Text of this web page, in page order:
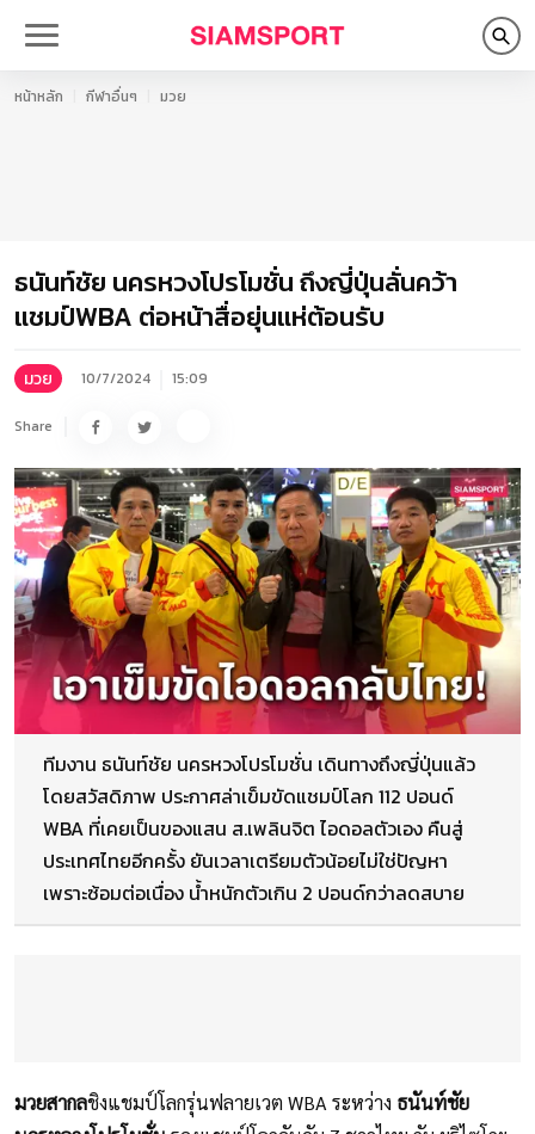
หน้าหลัก กีฬาอื่นๆ มวย
ธนันท์ชัย นครหวงโปรโมชั่น ถึงญี่ปุ่นลั่นคว้า
แชมป์WBA ต่อหน้าสื่อยุ่นแห่ต้อนรับ
มวย 10/7/2024 15:09
Share
ทีมงาน ธนันท์ชัย นครหวงโปรโมชั่น เดินทางถึงญี่ปุ่นแล้ว
โดยสวัสดิภาพ ประกาศล่าเข็มขัดแชมป์โลก 112 ปอนด์
WBA ที่เคยเป็นของแสน ส.เพลินจิต ไอดอลตัวเอง คืนสู่
ประเทศไทยอีกครั้ง ยันเวลาเตรียมตัวน้อยไม่ใช่ปัญหา
เพราะซ้อมต่อเนื่อง น้ำหนักตัวเกิน 2 ปอนด์กว่าลดสบาย
มวยสากลชิงแชมป์โลกรุ่นฟลายเวต WBA ระหว่าง ธนันท์ชัย